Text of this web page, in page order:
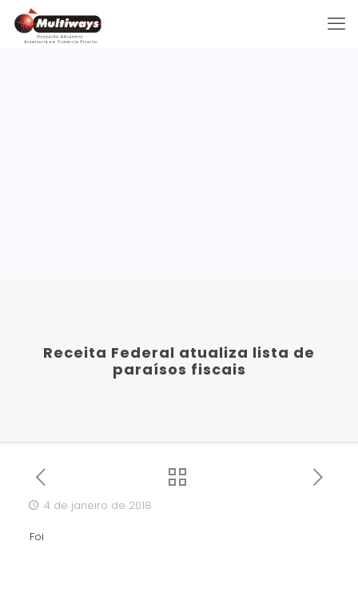
Receita Federal atualiza lista de
paraísos fiscais
4 de janeiro de 2018
Foi